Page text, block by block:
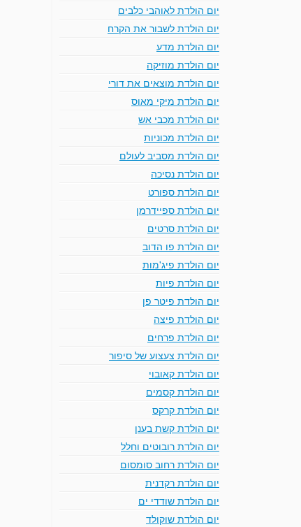
יום הולדת לאוהבי כלבים
יום הולדת לשבור את הקרח
יום הולדת מדע
יום הולדת מוזיקה
יום הולדת מוצאים את דורי
יום הולדת מיקי מאוס
יום הולדת מכבי אש
יום הולדת מכוניות
יום הולדת מסביב לעולם
יום הולדת נסיכה
יום הולדת ספורט
יום הולדת ספיידרמן
יום הולדת סרטים
יום הולדת פו הדוב
יום הולדת פיג'מות
יום הולדת פיות
יום הולדת פיטר פן
יום הולדת פיצה
יום הולדת פרחים
יום הולדת צעצוע של סיפור
יום הולדת קאובוי
יום הולדת קסמים
יום הולדת קרקס
יום הולדת קשת בענן
יום הולדת רובוטים וחלל
יום הולדת רחוב סומסום
יום הולדת רקדנית
יום הולדת שודדי ים
יום הולדת שוקולד